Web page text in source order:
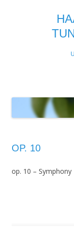
OP. 10
op. 10 – Symphony